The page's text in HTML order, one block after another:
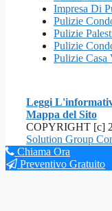
Impresa Di
Pulizie
Pulizie
Pulizie
Pulizie Casa
Leggi
Mappa del Sito
COPYRIGHT [c]
Solution Group
Chiama Ora
Preventivo Gratuito